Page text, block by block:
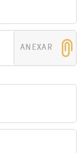
ANEXAR